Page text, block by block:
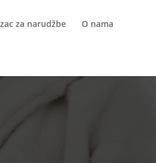
za narudžbe O nama